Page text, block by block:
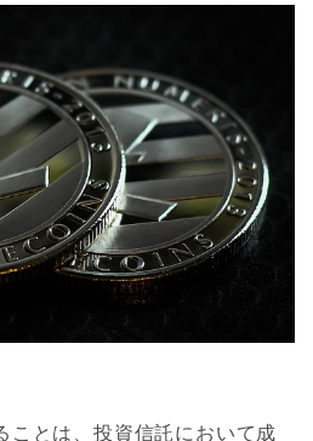
ことは、投資信託において成